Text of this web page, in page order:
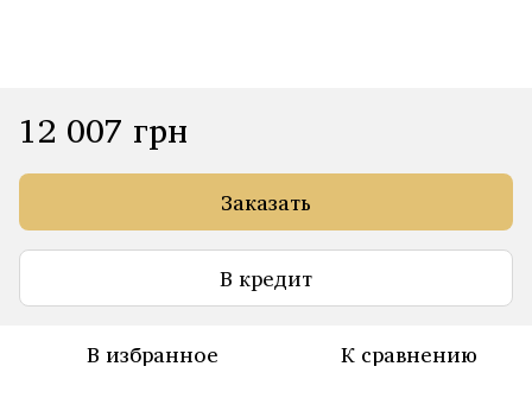
12 007 грн
Заказать
В кредит
В избранное К сравнению